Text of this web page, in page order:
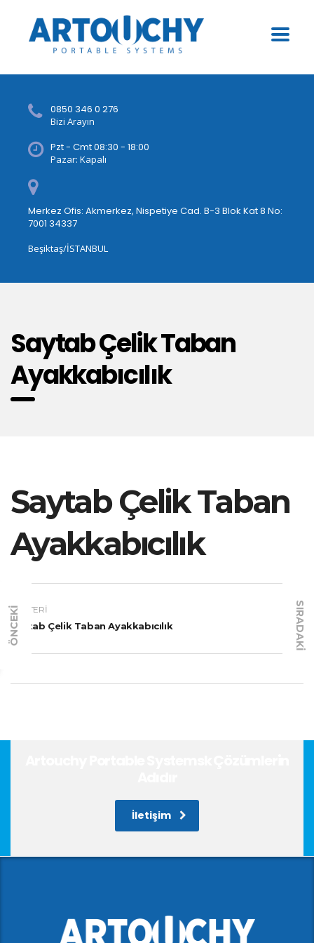
0850 346 0 276
Bizi Arayın
Pzt - Cmt 08:30 - 18:00
Pazar: Kapalı
Merkez Ofis: Akmerkez, Nispetiye Cad. B-3 Blok Kat 8 No:
7001 34337
Beşiktaş/İSTANBUL
Saytab Çelik Taban
Ayakkabıcılık
Saytab Çelik Taban
Ayakkabıcılık
MÜŞTERI
Saytab Çelik Taban Ayakkabıcılık
ÖNCEKI SIRADAKI
İletişim